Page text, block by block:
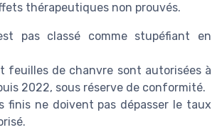
thérapeutiques non prouvés.
pas classé comme stupéfiant en
feuilles de chanvre sont autorisées à
2022, sous réserve de conformité.
finis ne doivent pas dépasser le taux